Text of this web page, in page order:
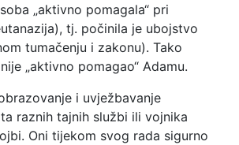
„aktivno pomagala“ pri
tj. počinila je ubojstvo
tumačenju i zakonu). Tako
„aktivno pomagao“ Adamu.
i uvježbavanje
raznih tajnih službi ili vojnika
Oni tijekom svog rada sigurno